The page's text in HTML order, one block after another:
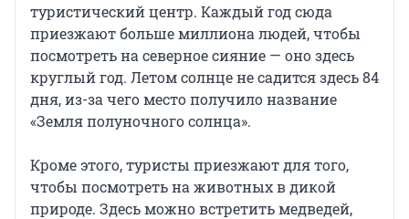
туристический центр. Каждый год сюда
приезжают больше миллиона людей, чтобы
посмотреть на северное сияние — оно здесь
круглый год. Летом солнце не садится здесь 84
дня, из-за чего место получило название
«Земля полуночного солнца».
Кроме этого, туристы приезжают для того,
чтобы посмотреть на животных в дикой
природе. Здесь можно встретить медведей,